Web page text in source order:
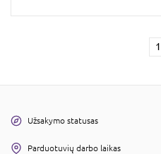
1
Užsakymo statusas
Parduotuvių darbo laikas